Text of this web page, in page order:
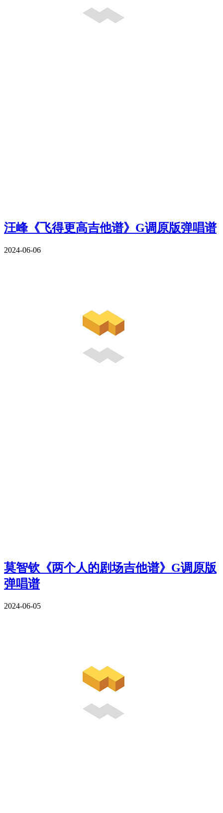
汪峰《飞得更高吉他谱》G调原版弹唱谱
2024-06-06
莫智钦《两个人的剧场吉他谱》G调原版
弹唱谱
2024-06-05